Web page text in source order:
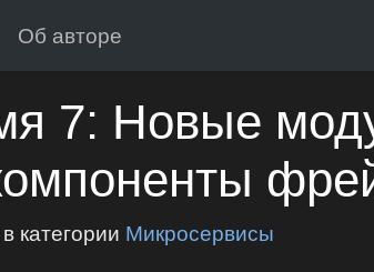
Об авторе
7: Новые
в категории Микросервисы